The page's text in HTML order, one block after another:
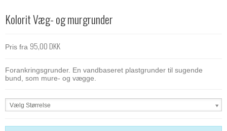
Kolorit Væg- og murgrunder
Pris fra 95,00 DKK
Forankringsgrunder. En vandbaseret plastgrunder til sugende
bund, som mure- og vægge.
Vælg Størrelse